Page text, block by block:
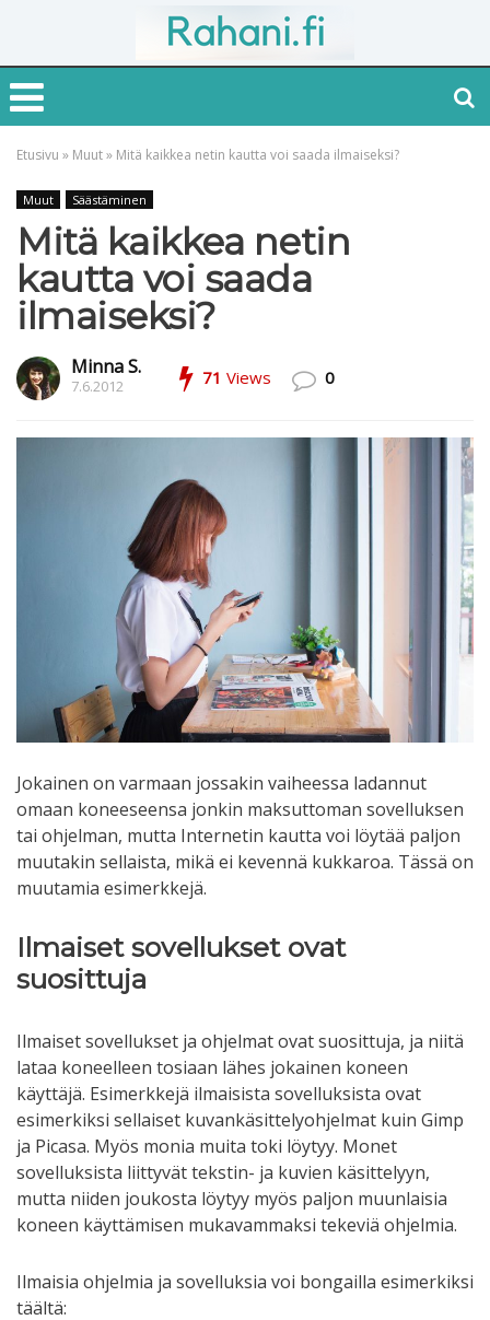
Etusivu » Muut» Mitä kaikkea netin kautta voi saada ilmaiseksi?
Muut Säästäminen
Mitä kaikkea netin
kautta voi saada
ilmaiseksi?
Minna S.
7.6.2012 71 Views 0
Jokainen on varmaan jossakin vaiheessa ladannut
omaan koneeseensa jonkin maksuttoman sovelluksen
tai ohjelman, mutta Internetin kautta voi löytää paljon
muutakin sellaista, mikä ei kevennä kukkaroa. Tässä on
muutamia esimerkkejä.
Ilmaiset sovellukset ovat
suosittuja
Ilmaiset sovellukset ja ohjelmat ovat suosittuja, ja niitä
lataa koneelleen tosiaan lähes jokainen koneen
käyttäjä. Esimerkkejä ilmaisista sovelluksista ovat
esimerkiksi sellaiset kuvankäsittelyohjelmat kuin Gimp
ja Picasa. Myös monia muita toki löytyy. Monet
sovelluksista liittyvät tekstin- ja kuvien käsittelyyn,
mutta niiden joukosta löytyy myös paljon muunlaisia
koneen käyttämisen mukavammaksi tekeviä ohjelmia.
Ilmaisia ohjelmia ja sovelluksia voi bongailla esimerkiksi
täältä: